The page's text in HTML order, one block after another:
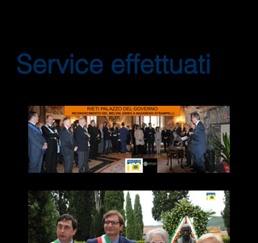
Service effettuati